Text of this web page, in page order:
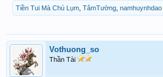
Tiền Tui Mà Chú Lụm TâmTường namhuynhdao
Vothuong_so
Thần Tài